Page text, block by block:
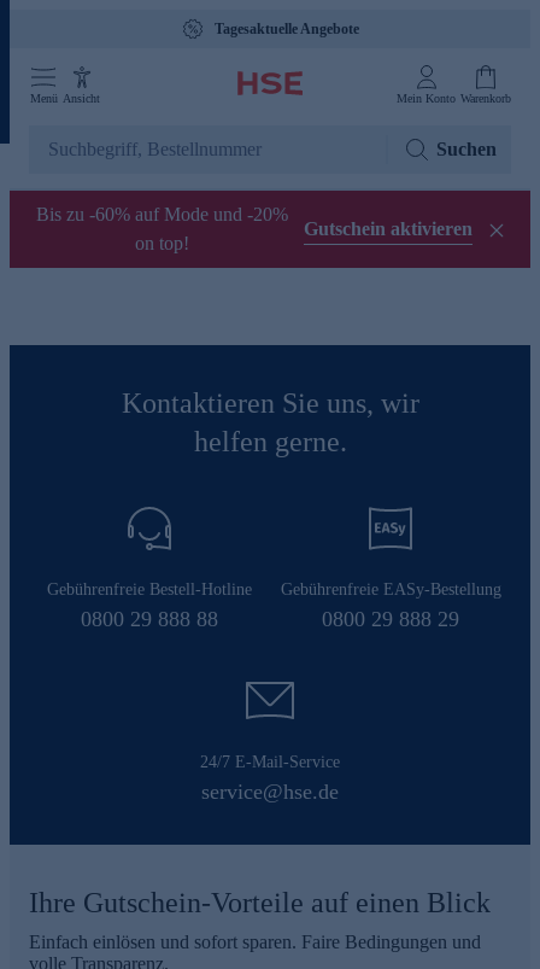
Tagesaktuelle Angebote
Menü Ansicht Mein Konto Warenkorb
Suchen
Bis zu -60% auf Mode und -20%
on top!
Gutschein aktivieren
Kontaktieren Sie uns, wir
helfen gerne.
Gebührenfreie Bestell-Hotline
0800 29 888 88
Gebührenfreie EASy-Bestellung
0800 29 888 29
24/7 E-Mail-Service
service@hse.de
Ihre Gutschein-Vorteile auf einen Blick
Einfach einlösen und sofort sparen. Faire Bedingungen und
volle Transparenz.